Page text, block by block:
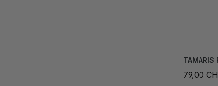
TAMARIS
79,00